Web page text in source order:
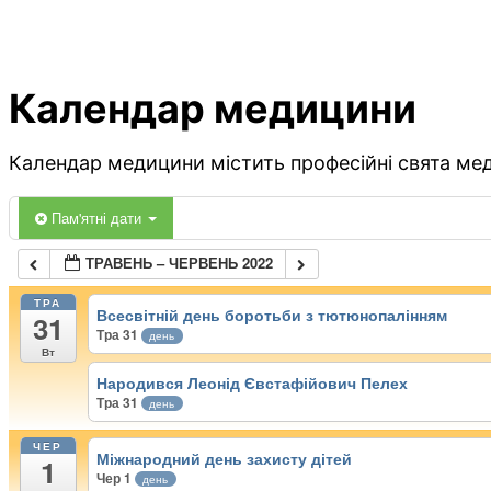
Календар медицини
Календар медицини містить професійні свята
Пам'ятні дати
ТРАВЕНЬ – ЧЕРВЕНЬ 2022
ТРА
31
Вт
Всесвітній день боротьби з тютюнопалінням
Тра 31 день
Народився Леонід Євстафійович Пелех
Тра 31 день
ЧЕР
1 Міжнародний день захисту дітей
Чер 1 день